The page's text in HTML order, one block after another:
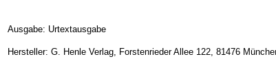
Ausgabe: Urtextausgabe
Hersteller: G. Henle Verlag, Forstenrieder Allee 122, 81476